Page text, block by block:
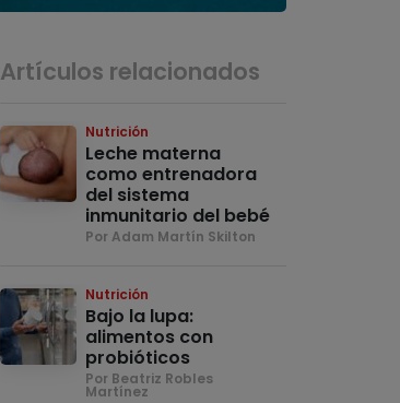
Artículos relacionados
Nutrición
Leche materna
como entrenadora
del sistema
inmunitario del bebé
Por Adam Martín Skilton
Nutrición
Bajo la lupa:
alimentos con
probióticos
Por Beatriz Robles
Martínez